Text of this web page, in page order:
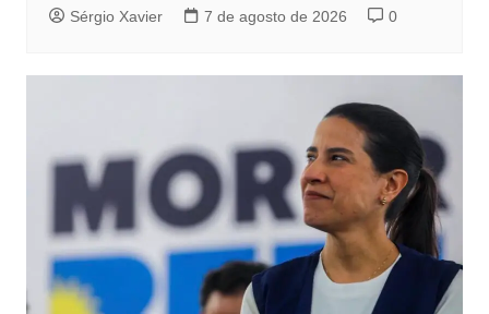
Sérgio Xavier 7 de agosto de 2026 0